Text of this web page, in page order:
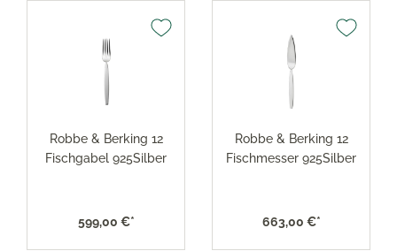
Robbe & Berking 12
Fischgabel 925Silber
599,00 €*
Robbe & Berking 12
Fischmesser 925Silber
663,00 €*